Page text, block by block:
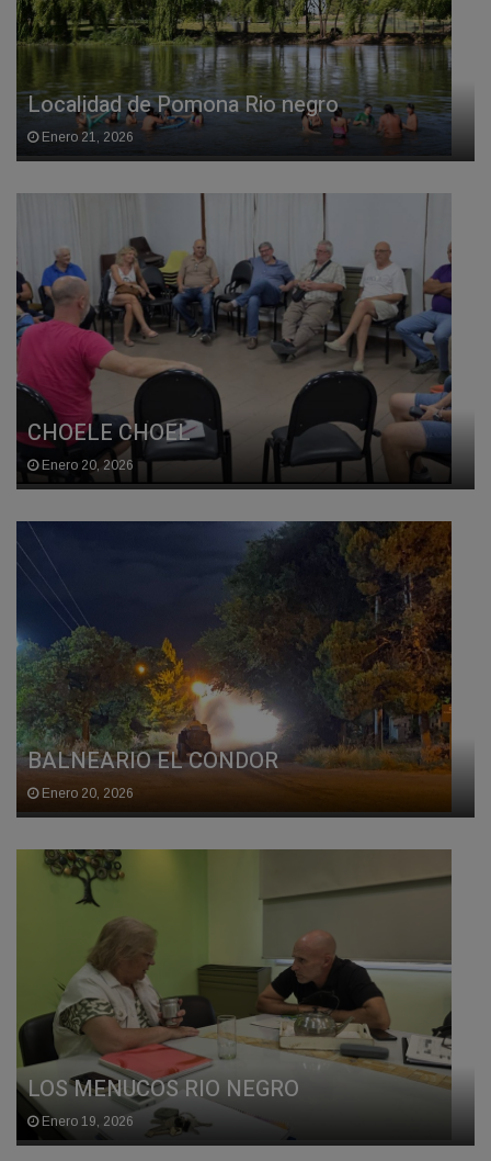
Localidad de Pomona Rio negro
Enero 21, 2026
CHOELE CHOEL
Enero 20, 2026
BALNEARIO EL CONDOR
Enero 20, 2026
LOS MENUCOS RIO NEGRO
Enero 19, 2026